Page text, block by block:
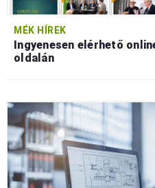
MÉK HÍREK
Ingyenesen elérhető
oldalán